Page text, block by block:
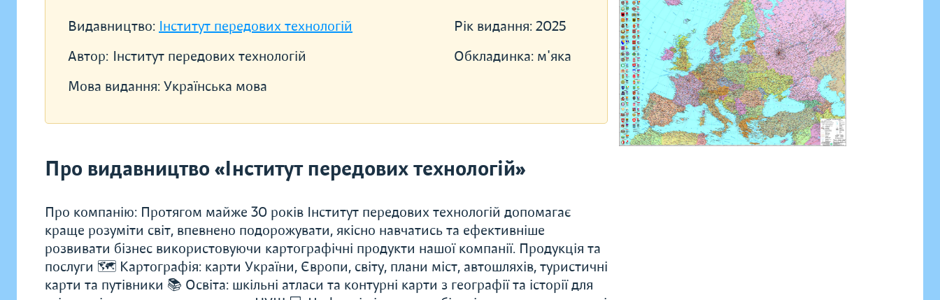
Видавництво: Інститут передових технологій
Автор: Інститут передових технологій
Мова видання: Українська мова
Рік видання: 2025
Обкладинка: м'яка
Про видавництво «Інститут передових технологій»
Про компанію: Протягом майже 30 років Інститут передових технологій допомагає
краще розуміти світ, впевнено подорожувати, якісно навчатись та ефективніше
розвивати бізнес використовуючи картографічні продукти нашої компанії. Продукція та
послуги 🗺️ Картографія: карти України, Європи, світу, плани міст, автошляхів, туристичні
карти та путівники 📚 Освіта: шкільні атласи та контурні карти з географії та історії для